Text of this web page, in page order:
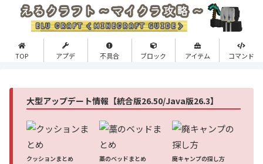
TOP アプデ 不具合 ブロック アイテム コマンド
大型アップデート情報【統合版26.50/Java版26.3】
クッションまとめ 藁のベッドまとめ 廃キャンプの探し方